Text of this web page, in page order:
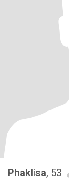
Phaklisa, 53